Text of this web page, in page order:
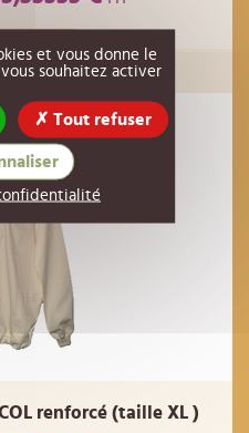
renforcé (taille XL )
et vous donne le
souhaitez activer
Tout refuser